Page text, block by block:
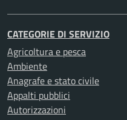
CATEGORIE DI SERVIZIO
Agricoltura e pesca
Ambiente
Anagrafe e stato civile
Appalti pubblici
Autorizzazioni